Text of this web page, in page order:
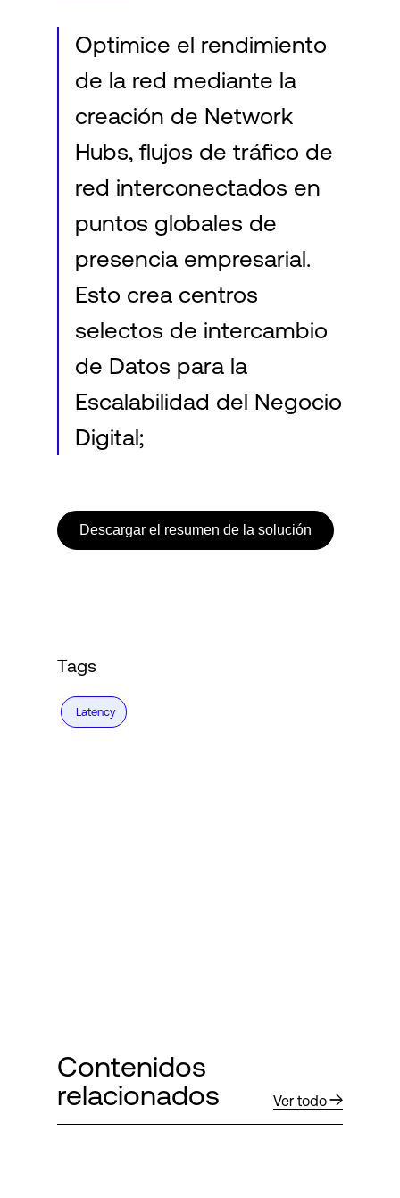
Optimice el rendimiento
de la red mediante la
creación de Network
Hubs, flujos de tráfico de
red interconectados en
puntos globales de
presencia empresarial.
Esto crea centros
selectos de intercambio
de Datos para la
Escalabilidad del Negocio
Digital;
Descargar el resumen de la solución
Tags
Latency
Contenidos
relacionados
Ver todo